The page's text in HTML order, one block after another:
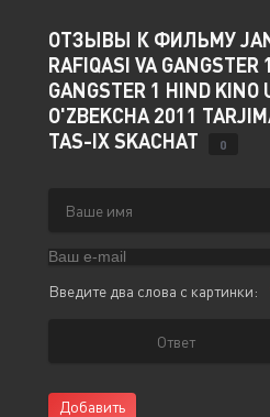
ОТЗЫВЫ К ФИЛЬМУ
RAFIQASI VA
GANGSTER 1 HIND KINO
O'ZBEKCHA 2011
TAS-IX SKACHAT
0
Введите два слова с картинки:
Добавить